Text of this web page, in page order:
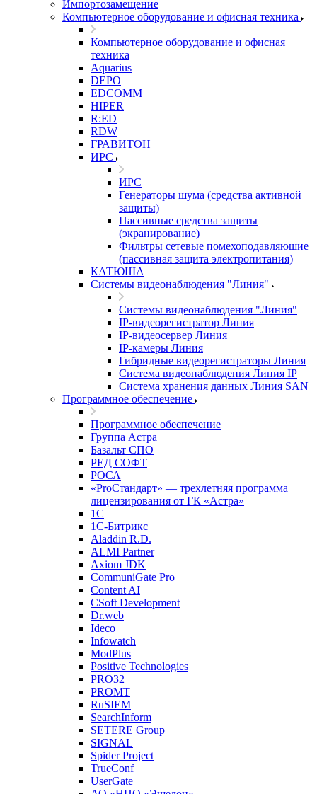
Импортозамещение
Компьютерное оборудование и офисная техника
Компьютерное оборудование и офисная
техника
Aquarius
DEPO
EDCOMM
HIPER
R:ED
RDW
ГРАВИТОН
ИРС
ИРС
Генераторы шума (средства активной
защиты)
Пассивные средства защиты
(экранирование)
Фильтры сетевые помехоподавляюшие
(пассивная защита электропитания)
КАТЮША
Системы видеонаблюдения "Линия"
Системы видеонаблюдения "Линия"
IP-видеорегистратор Линия
IP-видеосервер Линия
IP-камеры Линия
Гибридные видеорегистраторы Линия
Система видеонаблюдения Линия IP
Система хранения данных Линия SAN
Программное обеспечение
Программное обеспечение
Группа Астра
Базальт СПО
РЕД СОФТ
РОСА
«ProСтандарт» — трехлетняя программа
лицензирования от ГК «Астра»
1С
1С-Битрикc
Aladdin R.D.
ALMI Partner
Axiom JDK
CommuniGate Pro
Content AI
CSoft Development
Dr.web
Ideco
Infowatch
ModPlus
Positive Technologies
PRO32
PROMT
RuSIEM
SearchInform
SETERE Group
SIGNAL
Spider Project
TrueConf
UserGate